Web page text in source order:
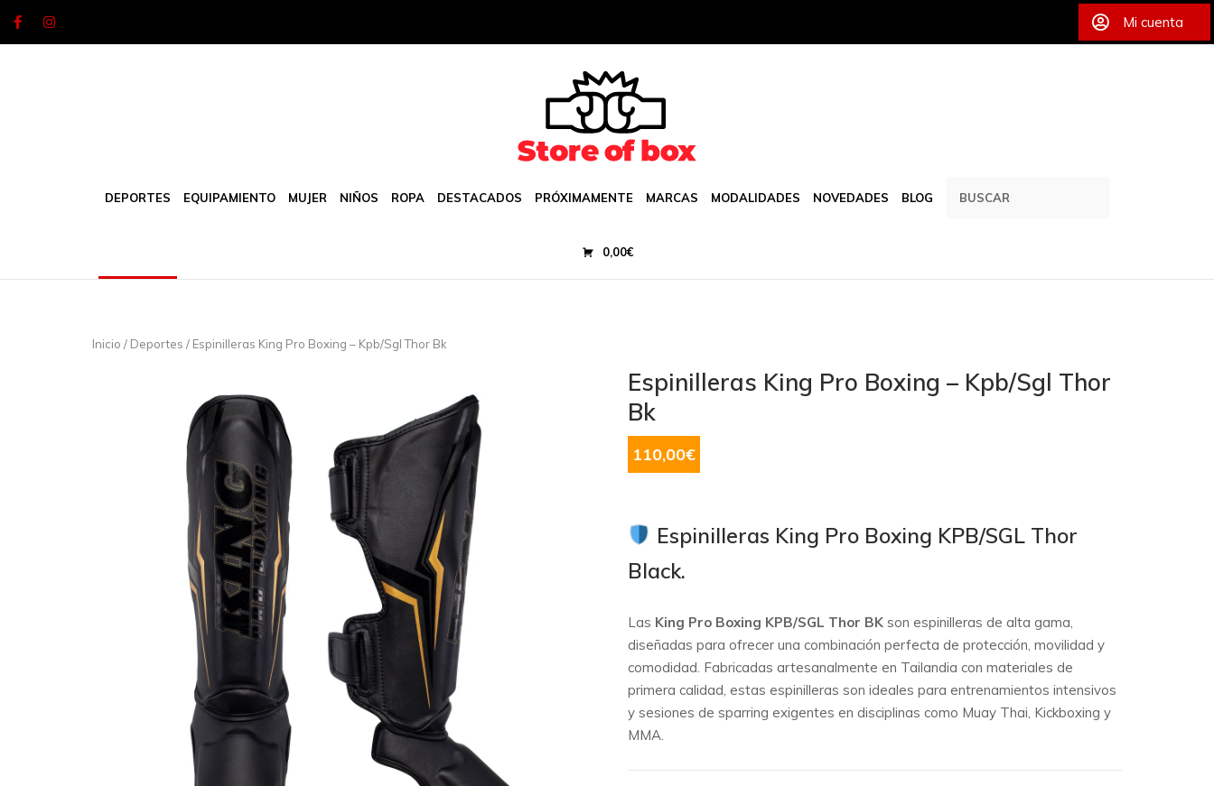
Mi cuenta
DEPORTES EQUIPAMIENTO MUJER NIÑOS ROPA DESTACADOS PRÓXIMAMENTE MARCAS MODALIDADES NOVEDADES BLOG
0,00€
Inicio / Deportes / Espinilleras King Pro Boxing – Kpb/Sgl Thor Bk
Espinilleras King Pro Boxing – Kpb/Sgl Thor
Bk
110,00€
Espinilleras King Pro Boxing KPB/SGL Thor
Black.
Las King Pro Boxing KPB/SGL Thor BKson espinilleras de alta gama,
diseñadas para ofrecer una combinación perfecta de protección, movilidad y
comodidad. Fabricadas artesanalmente en Tailandia con materiales de
primera calidad, estas espinilleras son ideales para entrenamientos intensivos
y sesiones de sparring exigentes en disciplinas como Muay Thai, Kickboxing y
MMA.